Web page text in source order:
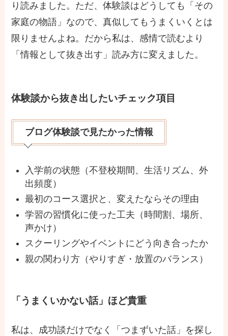
り読みました。ただ、体験談はどうしても「その
家庭の物語」なので、真似してもうまくいくとは
限りませんよね。だから私は、感情で読むより
「情報として抜き出す」読み方に変えました。
体験談から抜き出したいチェック項目
ブログ体験談で見たかった情報
入学前の状態（不登校期間、生活リズム、外
出頻度）
最初のコース選択と、変えたならその理由
学習の習慣化に使った工夫（時間割、場所、
声かけ）
スクーリングやイベントにどう向き合ったか
親の関わり方（やりすぎ・放置のバランス）
「うまくいかない話」ほど貴重
私は、成功談だけでなく「つまずいた話」を探し